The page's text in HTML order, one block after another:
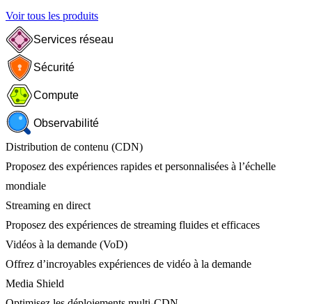
Voir tous les produits
Services réseau
Sécurité
Compute
Observabilité
Distribution de contenu (CDN)
Proposez des expériences rapides et personnalisées à l’échelle
mondiale
Streaming en direct
Proposez des expériences de streaming fluides et efficaces
Vidéos à la demande (VoD)
Offrez d’incroyables expériences de vidéo à la demande
Media Shield